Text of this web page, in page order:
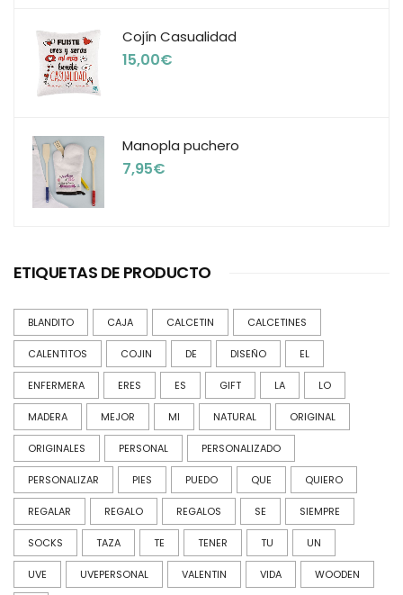
Cojín Casualidad
15,00€
Manopla puchero
7,95€
ETIQUETAS DE PRODUCTO
BLANDITO CAJA CALCETIN CALCETINES
CALENTITOS COJIN DE DISEÑO EL
ENFERMERA ERES ES GIFT LA LO
MADERA MEJOR MI NATURAL ORIGINAL
ORIGINALES PERSONAL PERSONALIZADO
PERSONALIZAR PIES PUEDO QUE QUIERO
REGALAR REGALO REGALOS SE SIEMPRE
SOCKS TAZA TE TENER TU UN
UVE UVEPERSONAL VALENTIN VIDA WOODEN